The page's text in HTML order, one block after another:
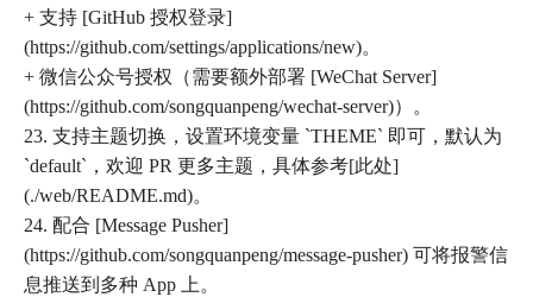
+ 支持 [GitHub 授权登录]
(https://github.com/settings/applications/new)。
+ 微信公众号授权（需要额外部署 [WeChat Server]
(https://github.com/songquanpeng/wechat-server)）。
23. 支持主题切换，设置环境变量 `THEME` 即可，默认为
`default`，欢迎 PR 更多主题，具体参考[此处]
(./web/README.md)。
24. 配合 [Message Pusher]
(https://github.com/songquanpeng/message-pusher) 可将报警信
息推送到多种 App 上。